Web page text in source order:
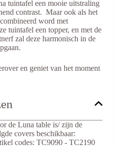
tuintafel een mooie uitstraling
contrast. Maar ook als het
word met
tuintafel een topper, en met de
zal deze harmonisch in de
en geniet van het moment
de Luna table is/ zijn de
covers beschikbaar:
codes: TC9090 - TC2190